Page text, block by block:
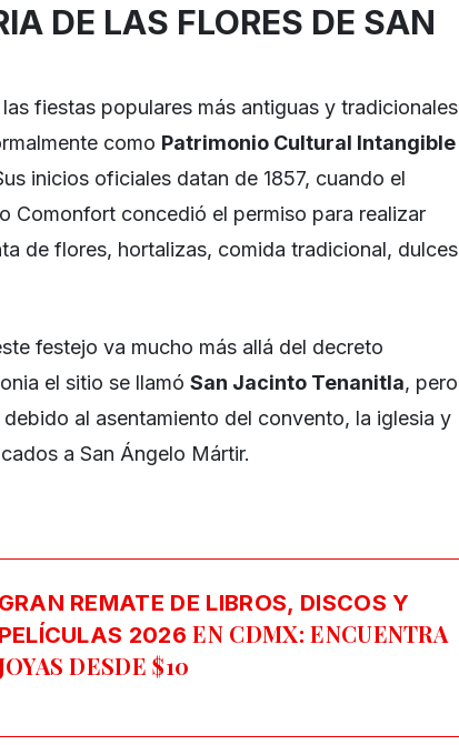
DE LAS FLORES DE SAN
fiestas populares más antiguas y tradicionales
como Patrimonio Cultural Intangible
inicios oficiales datan de 1857, cuando el
Comonfort concedió el permiso para realizar
de flores, hortalizas, comida tradicional, dulces
festejo va mucho más allá del decreto
el sitio se llamó San Jacinto Tenanitla, pero
al asentamiento del convento, la iglesia y
a San Ángelo Mártir.
GRAN REMATE DE LIBROS, DISCOS Y
PELÍCULAS 2026 EN CDMX: ENCUENTRA
DESDE $10